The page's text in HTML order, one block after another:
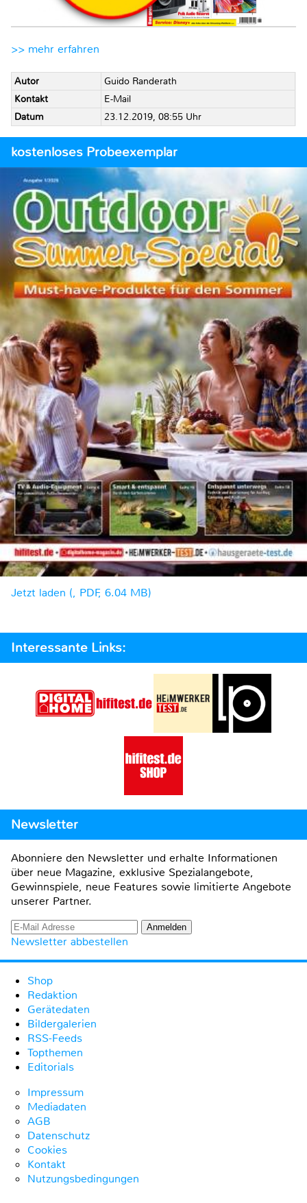
>> mehr erfahren
Autor
Guido Randerath
Kontakt
E-Mail
Datum
23.12.2019, 08:55 Uhr
kostenloses Probeexemplar
Jetzt laden (, PDF, 6.04 MB)
Interessante Links:
Newsletter
Abonniere den Newsletter und erhalte Informationen
über neue Magazine, exklusive Spezialangebote,
Gewinnspiele, neue Features sowie limitierte Angebote
unserer Partner.
Newsletter abbestellen
Shop
Redaktion
Gerätedaten
Bildergalerien
RSS-Feeds
Topthemen
Editorials
Impressum
Mediadaten
AGB
Datenschutz
Cookies
Kontakt
Nutzungsbedingungen